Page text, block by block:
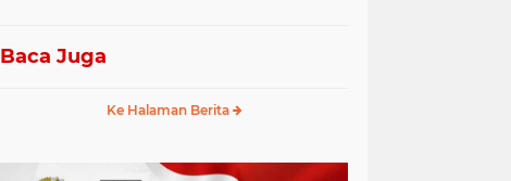
Baca Juga
Ke Halaman Berita